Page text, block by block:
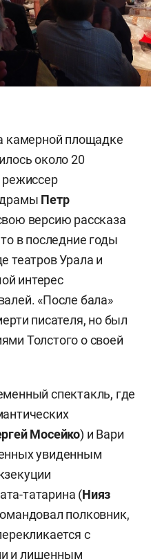
камерной площадке
около 20
режиссер
драмы Петр
версию рассказа
в последние годы
театров Урала и
интерес
«После бала»
писателя, но был
Толстого о своей
спектакль, где
Мосейко) и Вари
увиденным
татарина (Нияз
полковник,
с
и лишенным